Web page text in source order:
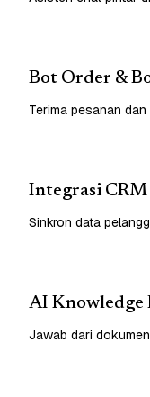
Bot Order &
Terima pesanan
Integrasi CRM
Sinkron data
AI Knowledge
Jawab dari